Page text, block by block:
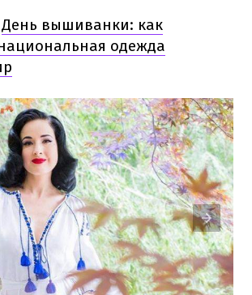
День вышиванки: как
одежда